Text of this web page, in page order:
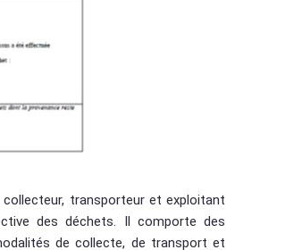
transporteur et exploitant
des déchets. Il comporte des
de collecte, de transport et